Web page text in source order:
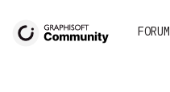
FORUM